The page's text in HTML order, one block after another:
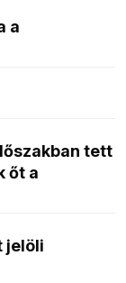
a
tett
őt a
jelöli